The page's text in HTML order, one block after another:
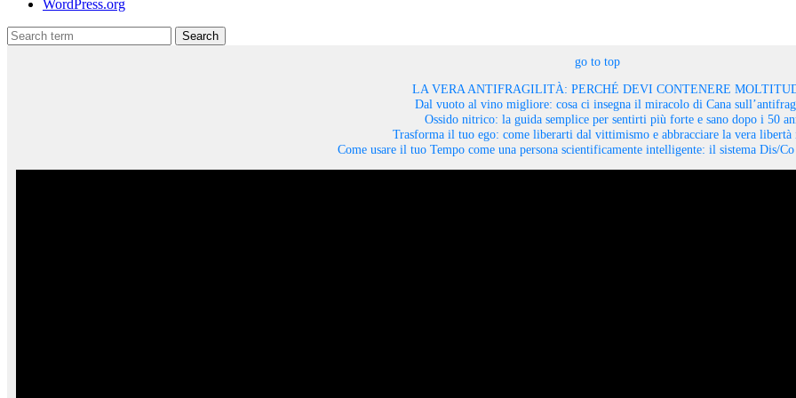
WordPress.org
Search
go to top
LA VERA ANTIFRAGILITÀ: PERCHÉ DEVI CONTENERE
Dal vuoto al vino migliore: cosa ci insegna il miracolo di Cana
Ossido nitrico: la guida semplice per sentirti più forte e sano dopo i 50
Trasforma il tuo ego: come liberarti dal vittimismo e abbracciare la vera libertà
Come usare il tuo Tempo come una persona scientificamente intelligente: il sistema Dis/